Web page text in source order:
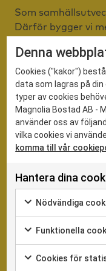
Som
Därför bygger vi
att ditt hem står
boendemiljö.
fokus. Det ska
insidan så att
bo.
Samtidigt ska
trygga utemiljöer.
känna sig trygg
bostadsprojekt.
BoTryggt2030 –
och trygga
Denna
Cookies ("kakor")
data som lagras på
typer av cookies
Magnolia Bostad AB -
använder oss av
vilka cookies vi
komma till vår
Hantera dina
Nödvändiga
Markera för att
Funktionella
Markera för att
Cookies för